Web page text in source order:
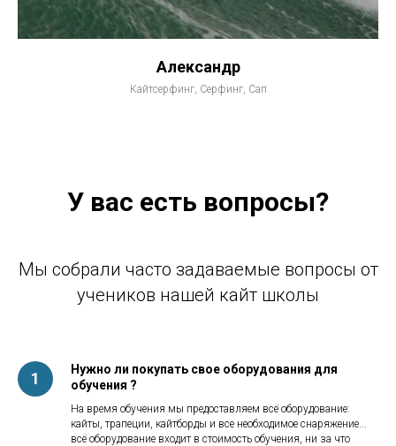
Александр
Кайтсерфинг, Серфинг, Сап
У вас есть вопросы?
Мы собрали часто задаваемые вопросы от
учеников нашей кайт школы
Нужно ли покупать свое оборудования для
обучения ?
На время обучения мы предоставляем всё оборудование:
кайты, трапеции, кайтборды и все необходимое снаряжение...
всё оборудование входит в стоимость обучения, ни за что